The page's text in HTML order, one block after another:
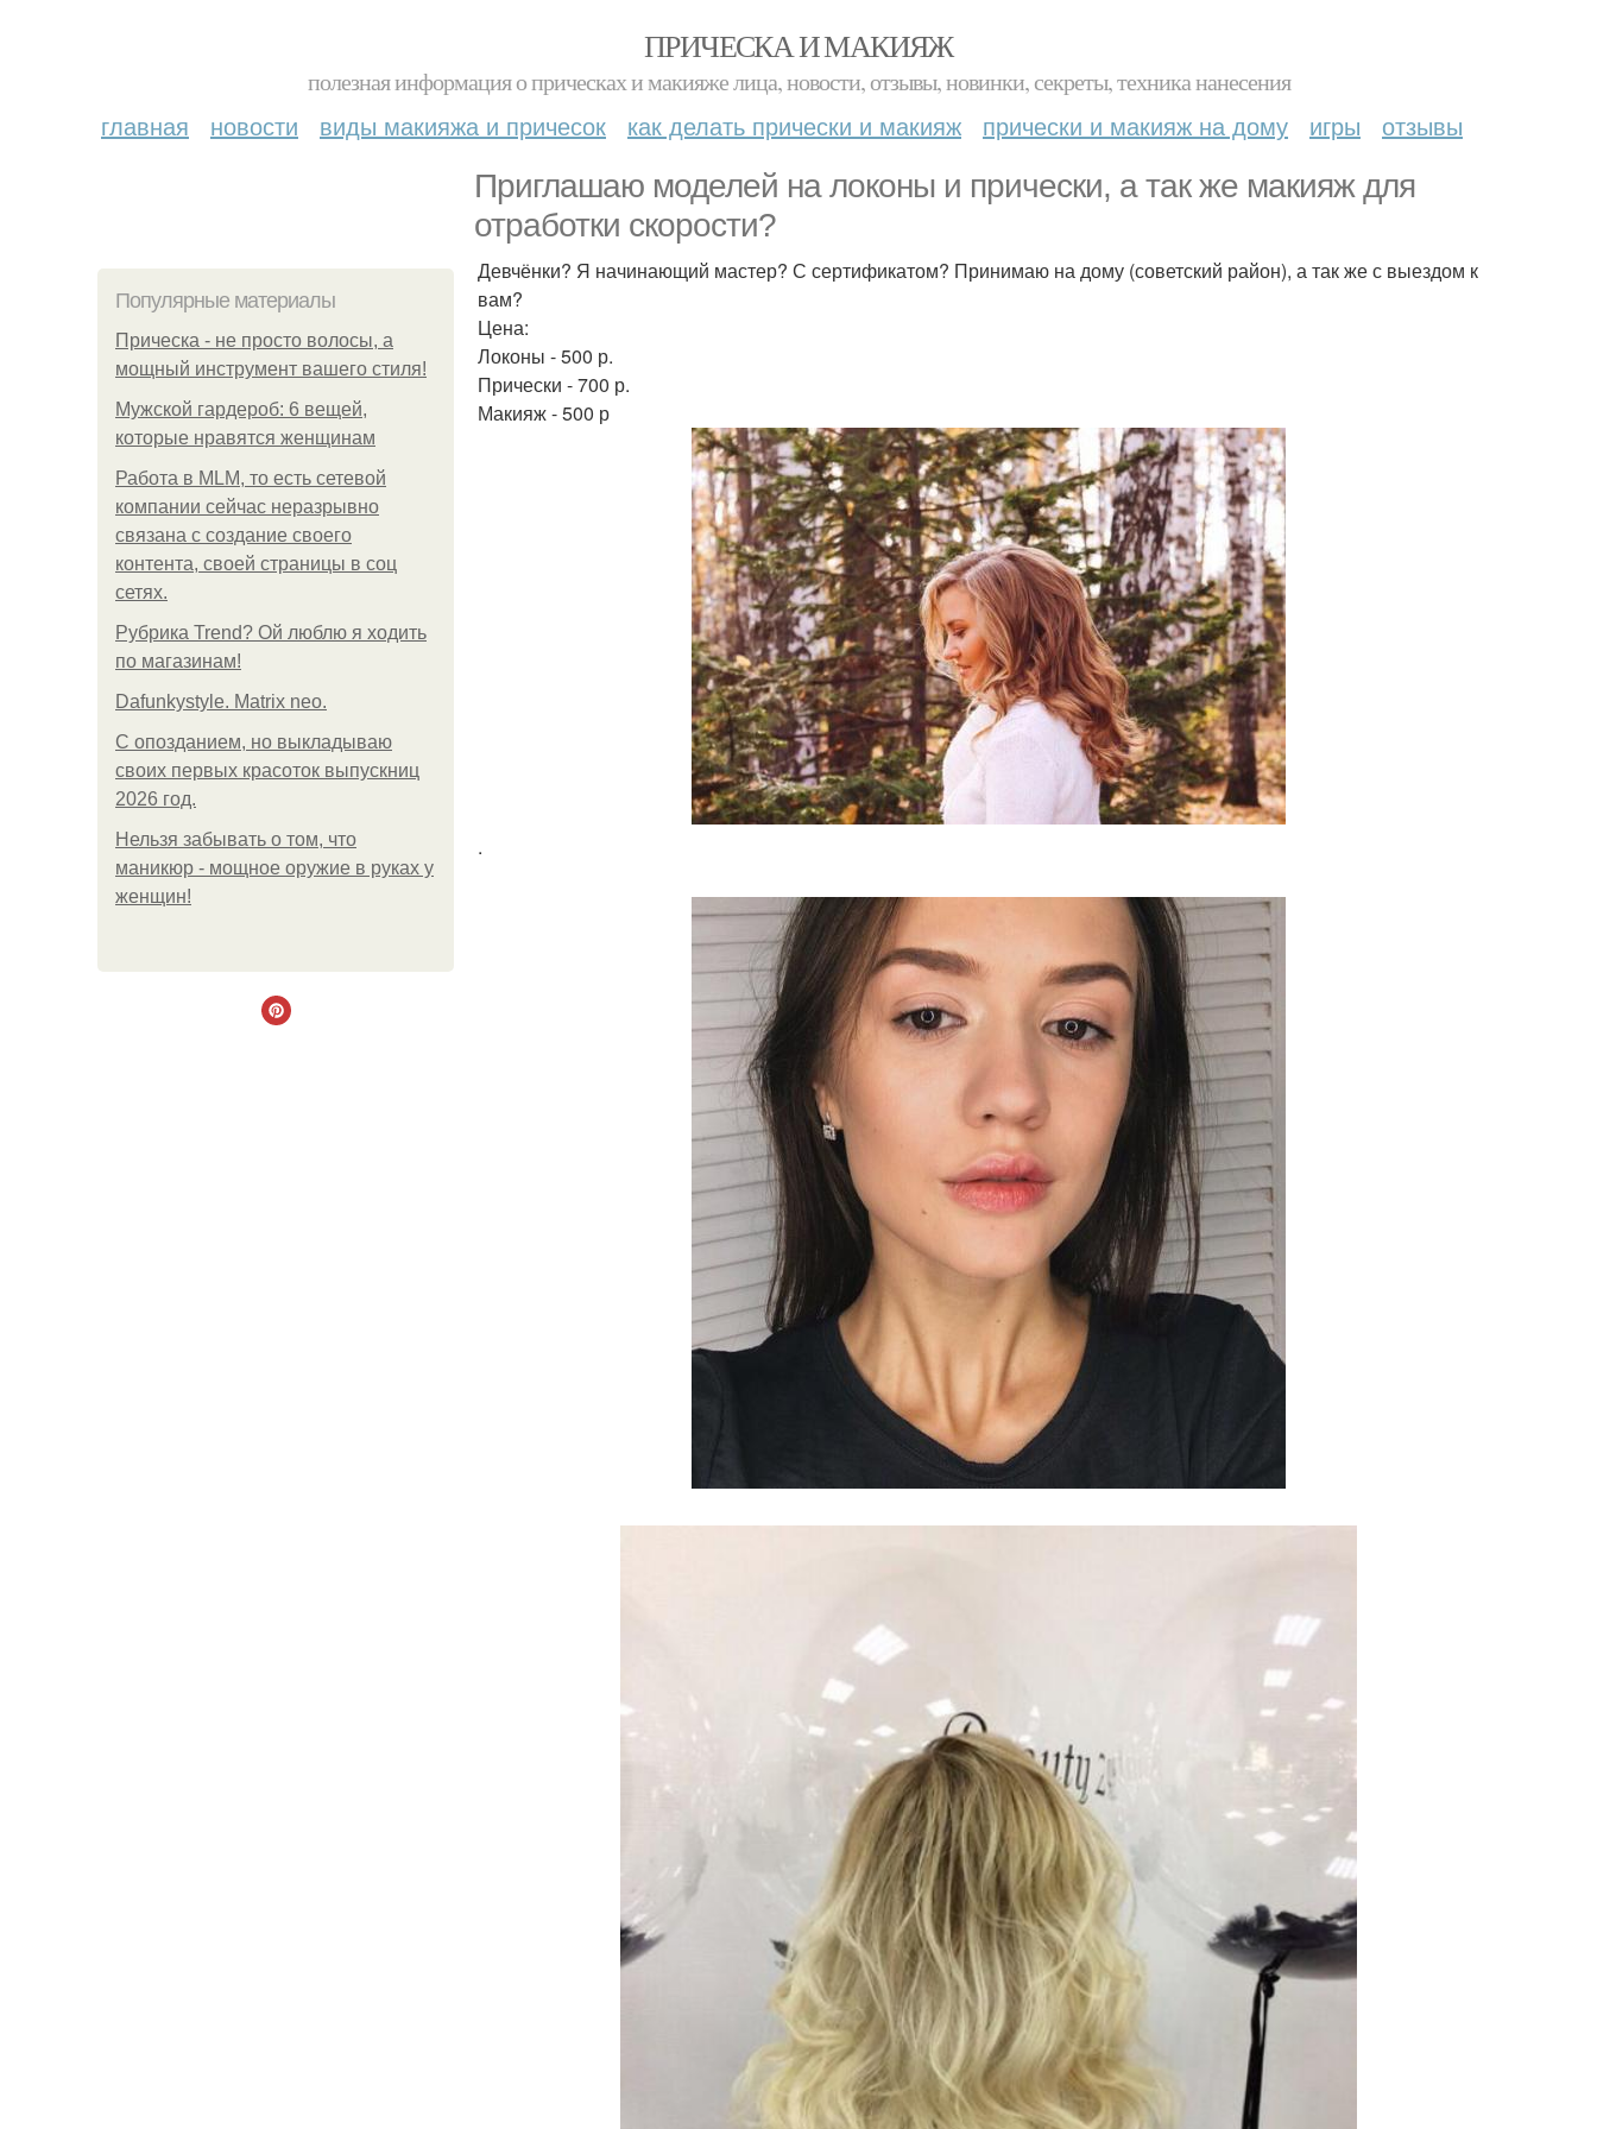
ПРИЧЕСКА И МАКИЯЖ
полезная информация о прическах и макияже лица, новости, отзывы, новинки, секреты, техника нанесения
главная новости виды макияжа и причесок как делать прически и макияж прически и макияж на дому игры отзывы
Приглашаю моделей на локоны и прически, а так же макияж для
отработки скорости?
Популярные материалы
Прическа - не просто волосы, а
мощный инструмент вашего стиля!
Мужской гардероб: 6 вещей,
которые нравятся женщинам
Работа в MLM, то есть сетевой
компании сейчас неразрывно
связана с создание своего
контента, своей страницы в соц
сетях.
Рубрика Trend? Ой люблю я ходить
по магазинам!
Dafunkystyle. Matrix neo.
С опозданием, но выкладываю
своих первых красоток выпускниц
2026 год.
Нельзя забывать о том, что
маникюр - мощное оружие в руках у
женщин!
Девчёнки? Я начинающий мастер? С сертификатом? Принимаю на дому (советский район), а так же с выездом к
вам?
Цена:
Локоны - 500 р.
Прически - 700 р.
Макияж - 500 р
.